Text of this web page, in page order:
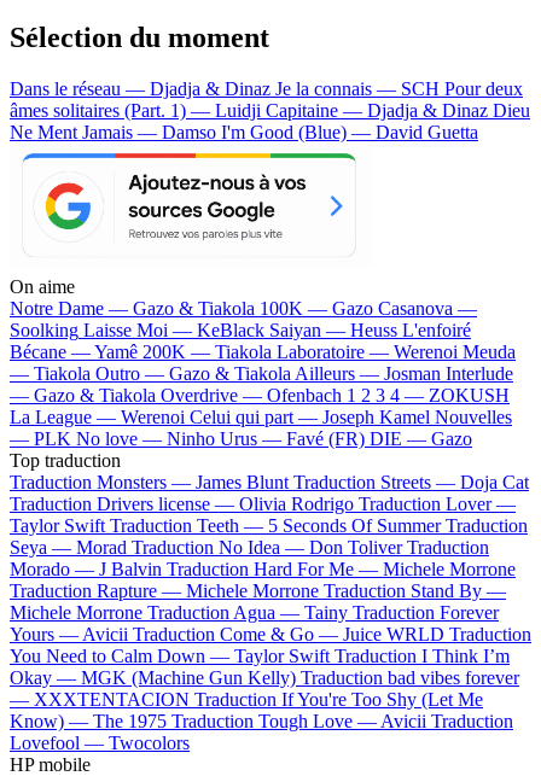
Sélection du moment
Dans le réseau — Djadja & Dinaz Je la connais — SCH Pour deux
âmes solitaires (Part. 1) — Luidji Capitaine — Djadja & Dinaz Dieu
Ne Ment Jamais — Damso I'm Good (Blue) — David Guetta
On aime
Notre Dame — Gazo & Tiakola 100K — Gazo Casanova —
Soolking Laisse Moi — KeBlack Saiyan — Heuss L'enfoiré
Bécane —Yamê 200K — Tiakola Laboratoire — Werenoi Meuda
— Tiakola Outro — Gazo & Tiakola Ailleurs — Josman Interlude
— Gazo & Tiakola Overdrive — Ofenbach 1 2 3 4 — ZOKUSH
La League — Werenoi Celui qui part — Joseph Kamel Nouvelles
— PLK No love — Ninho Urus — Favé (FR) DIE — Gazo
Top traduction
Traduction Monsters — James Blunt Traduction Streets — Doja Cat
Traduction Drivers license — Olivia Rodrigo Traduction Lover —
Taylor Swift Traduction Teeth — 5 Seconds Of Summer Traduction
Seya — Morad Traduction No Idea — Don Toliver Traduction
Morado — J Balvin Traduction Hard For Me — Michele Morrone
Traduction Rapture — Michele Morrone Traduction Stand By —
Michele Morrone Traduction Agua — Tainy Traduction Forever
Yours — Avicii Traduction Come & Go — Juice WRLD Traduction
You Need to Calm Down — Taylor Swift Traduction I Think I’m
Okay — MGK (Machine Gun Kelly) Traduction bad vibes forever
— XXXTENTACION Traduction If You're Too Shy (Let Me
Know) — The 1975 Traduction Tough Love — Avicii Traduction
Lovefool — Twocolors
HP mobile